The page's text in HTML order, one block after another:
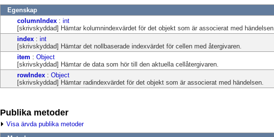
Egenskap
columnIndex : int
[skrivskyddad] Hämtar kolumnindexvärdet för det objekt som är associerat med händelsen.
index : int
[skrivskyddad] Hämtar det nollbaserade indexvärdet för cellen med återgivaren.
item : Object
[skrivskyddad] Hämtar de data som hör till den aktuella cellåtergivaren.
rowIndex : Object
[skrivskyddad] Hämtar radindexvärdet för det objekt som är associerat med händelsen.
Publika metoder
Visa ärvda publika metoder